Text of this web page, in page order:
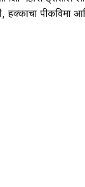
पीकविमा